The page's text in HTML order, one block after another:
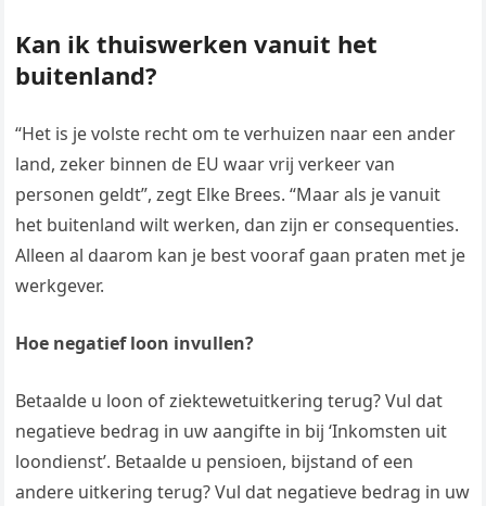
Kan ik thuiswerken vanuit het
buitenland?
“Het is je volste recht om te verhuizen naar een ander
land, zeker binnen de EU waar vrij verkeer van
personen geldt”, zegt Elke Brees. “Maar als je vanuit
het buitenland wilt werken, dan zijn er consequenties.
Alleen al daarom kan je best vooraf gaan praten met je
werkgever.
Hoe negatief loon invullen?
Betaalde u loon of ziektewetuitkering terug? Vul dat
negatieve bedrag in uw aangifte in bij ‘Inkomsten uit
loondienst’. Betaalde u pensioen, bijstand of een
andere uitkering terug? Vul dat negatieve bedrag in uw